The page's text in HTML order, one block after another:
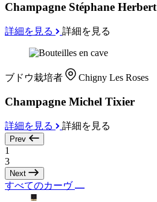
Champagne Stéphane Herbert
詳細を見る 詳細を見る
ブドウ栽培者 Chigny Les Roses
Champagne Michel Tixier
詳細を見る 詳細を見る
Prev
1
3
Next
すべてのカーヴ